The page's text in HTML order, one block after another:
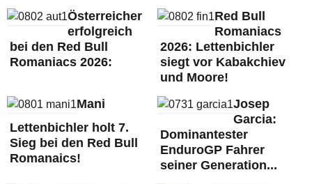
Österreicher
erfolgreich
bei den Red Bull
Romaniacs 2026:
Red Bull
Romaniacs
2026: Lettenbichler
siegt vor Kabakchiev
und Moore!
Mani
Lettenbichler holt 7.
Sieg bei den Red Bull
Romanaics!
Josep
Garcia:
Dominantester
EnduroGP Fahrer
seiner Generation...